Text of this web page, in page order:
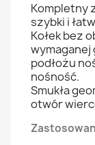
Kompletny
szybki i
Kołek bez
wymaganej
podłożu
nośność.
Smukła
otwór